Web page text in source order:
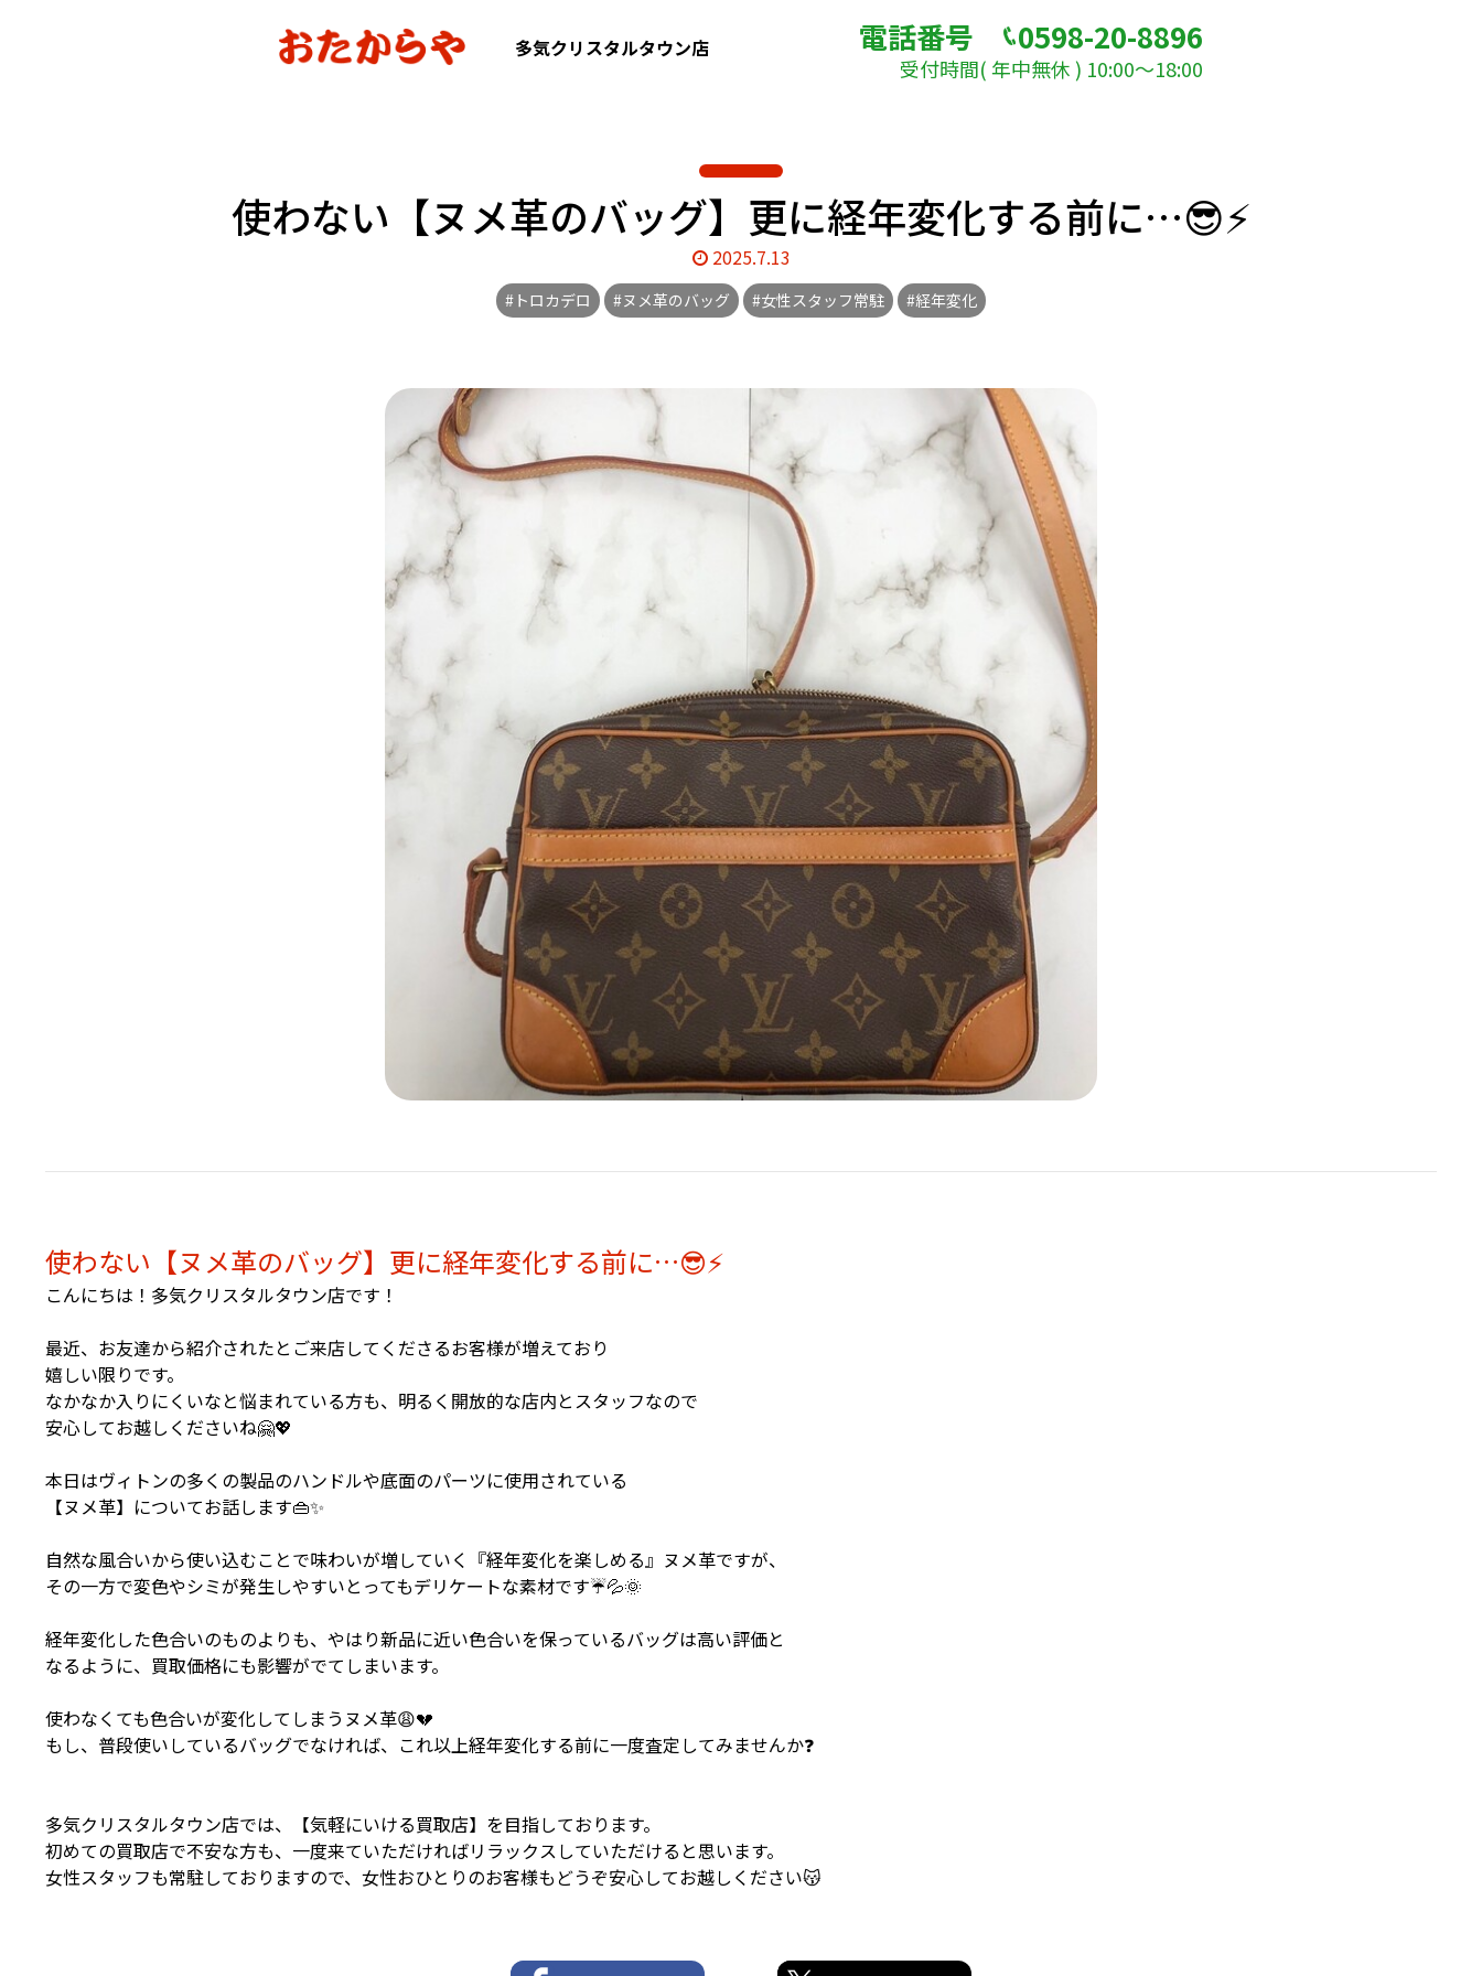
多気クリスタルタウン店 電話番号 0598-20-8896
受付時間( 年中無休 ) 10:00～18:00
使わない【ヌメ革のバッグ】更に経年変化する前に…😎⚡
2025.7.13
#トロカデロ #ヌメ革のバッグ #女性スタッフ常駐 #経年変化
使わない【ヌメ革のバッグ】更に経年変化する前に…😎⚡
こんにちは！多気クリスタルタウン店です！
最近、お友達から紹介されたとご来店してくださるお客様が増えており
嬉しい限りです。
なかなか入りにくいなと悩まれている方も、明るく開放的な店内とスタッフなので
安心してお越しくださいね🤗💖
本日はヴィトンの多くの製品のハンドルや底面のパーツに使用されている
【ヌメ革】についてお話します👜✨
自然な風合いから使い込むことで味わいが増していく『経年変化を楽しめる』ヌメ革ですが、
その一方で変色やシミが発生しやすいとってもデリケートな素材です☔💦🌞
経年変化した色合いのものよりも、やはり新品に近い色合いを保っているバッグは高い評価と
なるように、買取価格にも影響がでてしまいます。
使わなくても色合いが変化してしまうヌメ革😩💔
もし、普段使いしているバッグでなければ、これ以上経年変化する前に一度査定してみませんか❓
多気クリスタルタウン店では、【気軽にいける買取店】を目指しております。
初めての買取店で不安な方も、一度来ていただければリラックスしていただけると思います。
女性スタッフも常駐しておりますので、女性おひとりのお客様もどうぞ安心してお越しください😽